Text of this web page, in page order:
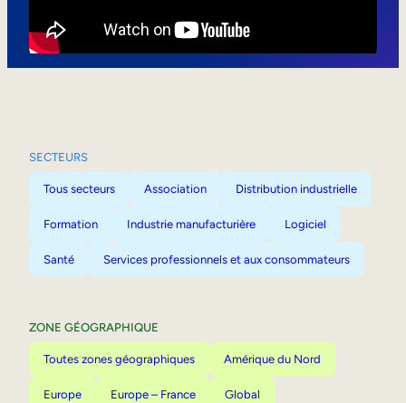
SECTEURS
Tous secteurs Association Distribution industrielle
Formation Industrie manufacturière Logiciel
Santé Services professionnels et aux consommateurs
ZONE GÉOGRAPHIQUE
Toutes zones géographiques Amérique du Nord
Europe Europe – France Global